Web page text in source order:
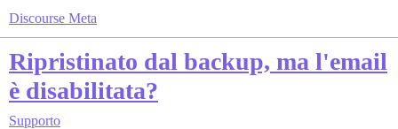
Discourse Meta
Ripristinato dal backup, ma l'email
è disabilitata?
Supporto